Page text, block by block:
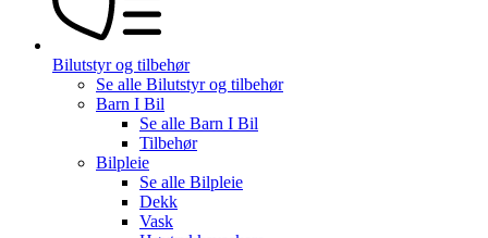
Bilutstyr og tilbehør
Se alle Bilutstyr og tilbehør
Barn I Bil
Se alle Barn I Bil
Tilbehør
Bilpleie
Se alle Bilpleie
Dekk
Vask